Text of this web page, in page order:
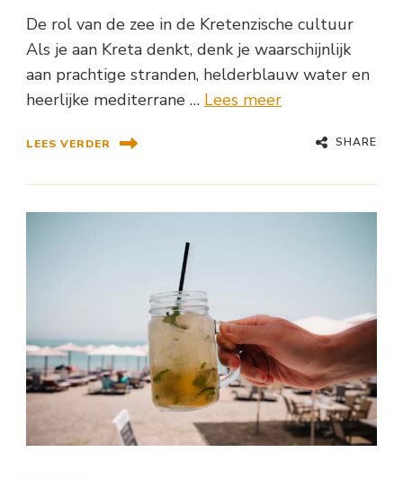
De rol van de zee in de Kretenzische cultuur
Als je aan Kreta denkt, denk je waarschijnlijk
aan prachtige stranden, helderblauw water en
heerlijke mediterrane … Lees meer
LEES VERDER SHARE